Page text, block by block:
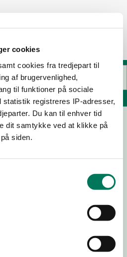
cookies
cookies fra tredjepart til
af brugervenlighed,
til funktioner på sociale
registreres IP-adresser,
Du kan til enhver tid
dit samtykke ved at klikke på
siden.
by, firmanavn